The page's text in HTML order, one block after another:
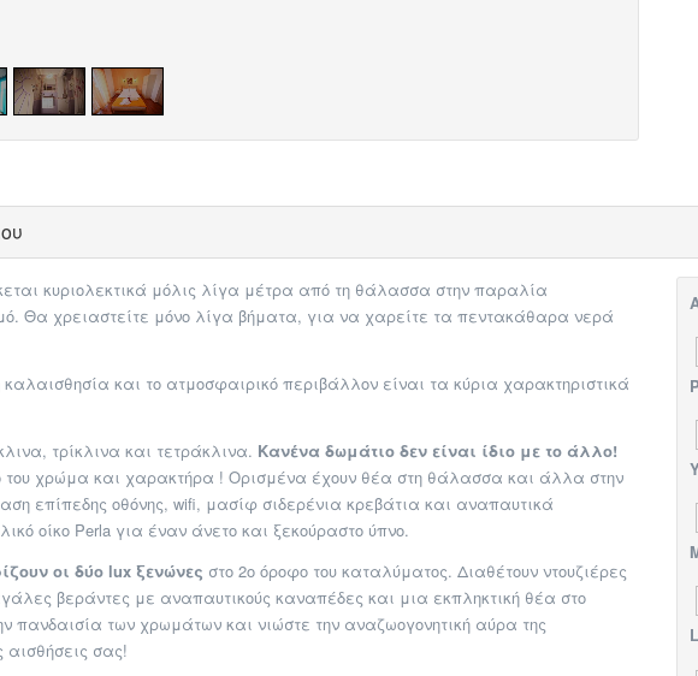
κυριολεκτικά μόλις λίγα μέτρα από τη θάλασσα στην παραλία
Θα χρειαστείτε μόνο λίγα βήματα, για να χαρείτε τα πεντακάθαρα νερά
και το ατμοσφαιρικό περιβάλλον είναι τα κύρια χαρακτηριστικά
τρίκλινα και τετράκλινα. Κανένα δωμάτιο δεν είναι ίδιο με το άλλο!
του χρώμα και χαρακτήρα ! Ορισμένα έχουν θέα στη θάλασσα και άλλα στην
επίπεδης οθόνης, wifi, μασίφ σιδερένια κρεβάτια και αναπαυτικά
οίκο Perla για έναν άνετο και ξεκούραστο ύπνο.
οι δύο lux ξενώνες στο 2ο όροφο του καταλύματος. Διαθέτουν ντουζιέρες
βεράντες με αναπαυτικούς καναπέδες και μια εκπληκτική θέα στο
πανδαισία των χρωμάτων και νιώστε την αναζωογονητική αύρα της
σας!